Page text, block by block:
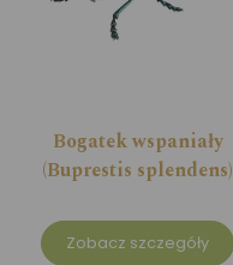
Bogatek wspaniały
(Buprestis splendens)
Zobacz szczegóły